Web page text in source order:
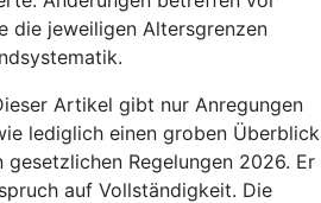
die jeweiligen Altersgrenzen
Artikel gibt nur Anregungen
lediglich einen groben Überblick
gesetzlichen Regelungen 2026. Er
auf Vollständigkeit. Die